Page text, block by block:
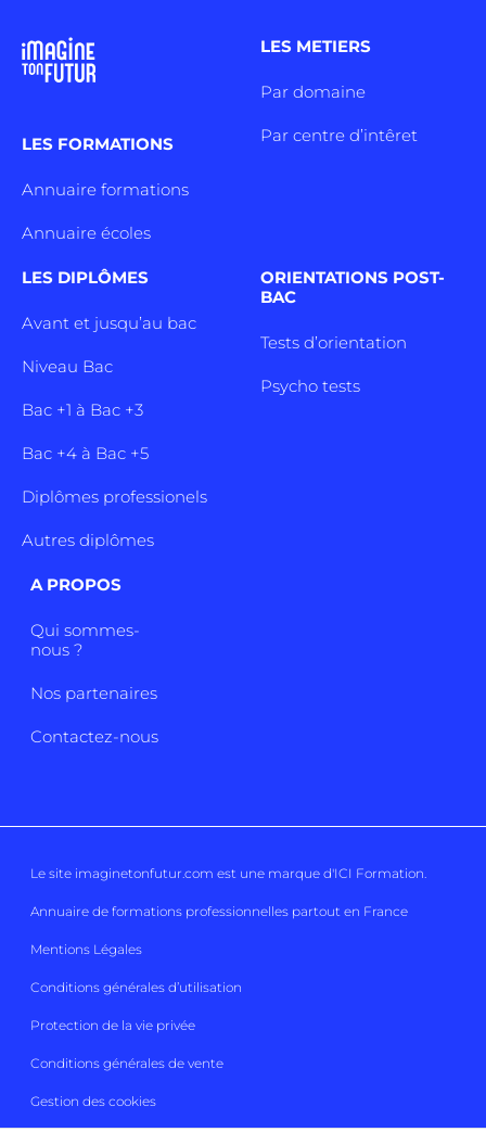
LES FORMATIONS
Annuaire formations
Annuaire écoles
LES METIERS
Par domaine
Par centre d’intêret
LES DIPLÔMES
Avant et jusqu’au bac
Niveau Bac
Bac +1 à Bac +3
Bac +4 à Bac +5
Diplômes professionels
Autres diplômes
ORIENTATIONS POST-
BAC
Tests d’orientation
Psycho tests
A PROPOS
Qui sommes-
nous ?
Nos partenaires
Contactez-nous
Le site imaginetonfutur.com est une marque d'ICI Formation.
Annuaire de formations professionnelles partout en France
Mentions Légales
Conditions générales d’utilisation
Protection de la vie privée
Conditions générales de vente
Gestion des cookies